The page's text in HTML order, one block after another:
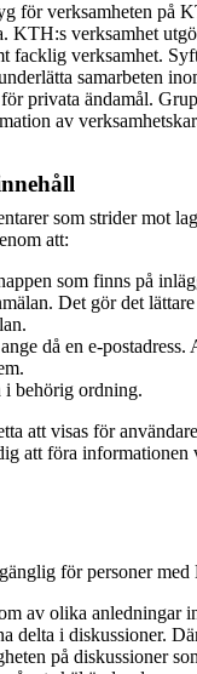
för verksamheten på
KTH:s verksamhet
facklig verksamhet.
samarbeten
privata ändamål.
av
som strider mot
att:
som finns på
Det gör det
då en e-postadress.
i behörig ordning.
att visas för
att föra informationen
för personer
av olika anledningar
delta i diskussioner.
på diskussioner